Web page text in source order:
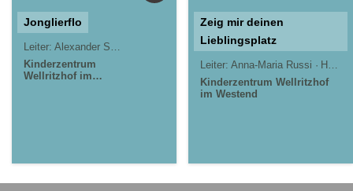
Jonglierflo
Leiter: Alexander Sommer, Christian Grötsch
Kinderzentrum
Wellritzhof im
Zeig mir deinen
Lieblingsplatz
Leiter: Anna-Maria Russi
Herbert Cartus
Kinderzentrum Wellritzhof
im Westend